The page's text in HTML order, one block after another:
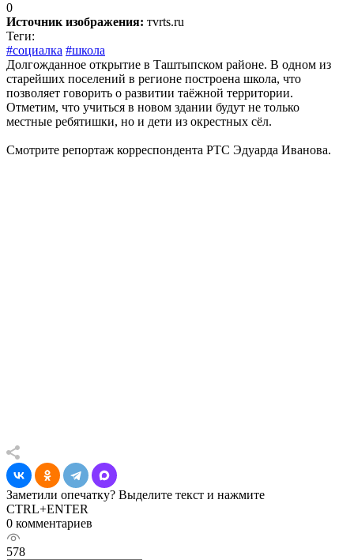
0
Источник изображения: тvrts.ru
Теги:
#социалка #школа
Долгожданное открытие в Таштыпском районе. В одном из
старейших поселений в регионе построена школа, что
позволяет говорить о развитии таёжной территории.
Отметим, что учиться в новом здании будут не только
местные ребятишки, но и дети из окрестных сёл.
Смотрите репортаж корреспондента РТС Эдуарда Иванова.
Заметили опечатку? Выделите текст и нажмите
CTRL+ENTER
0 комментариев
578